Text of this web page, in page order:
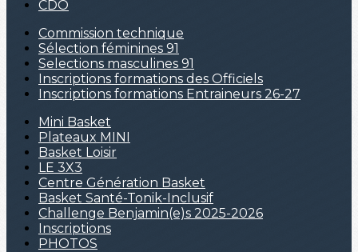
CDO
Commission technique
Sélection féminines 91
Selections masculines 91
Inscriptions formations des Officiels
Inscriptions formations Entraineurs 26-27
Mini Basket
Plateaux MINI
Basket Loisir
LE 3X3
Centre Génération Basket
Basket Santé-Tonik-Inclusif
Challenge Benjamin(e)s 2025-2026
Inscriptions
PHOTOS